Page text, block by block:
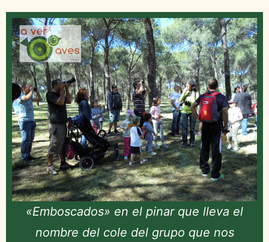
«Emboscados» en el pinar que lleva el
nombre del cole del grupo que nos